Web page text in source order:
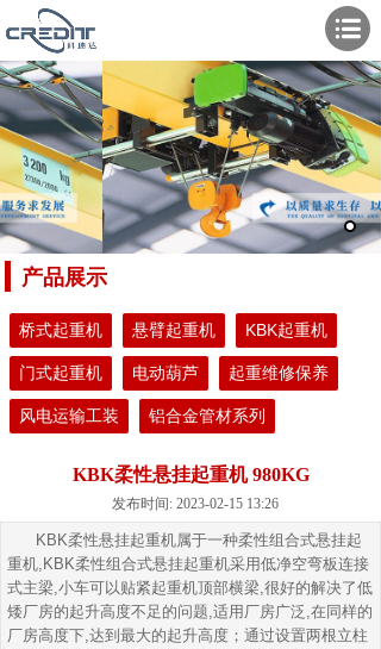
产品展示
桥式起重机 悬臂起重机 KBK起重机
门式起重机 电动葫芦 起重维修保养
风电运输工装 铝合金管材系列
KBK柔性悬挂起重机 980KG
发布时间: 2023-02-15 13:26
KBK柔性悬挂起重机属于一种柔性组合式悬挂起
重机, KBK柔性组合式悬挂起重机采用低净空弯板连接
式主梁,小车可以贴紧起重机顶部横梁,很好的解决了低
矮厂房的起升高度不足的问题,适用厂房广泛,在同样的
厂房高度下,达到最大的起升高度；通过设置两根立柱